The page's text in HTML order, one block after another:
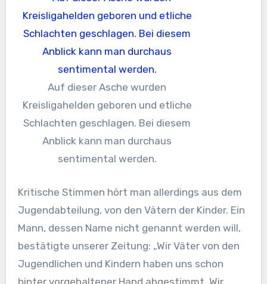
Auf dieser Asche wurden
Kreisligahelden geboren und etliche
Schlachten geschlagen. Bei diesem
Anblick kann man durchaus
sentimental werden.
Kritische Stimmen hört man allerdings aus dem
Jugendabteilung, von den Vätern der Kinder. Ein
Mann, dessen Name nicht genannt werden will,
bestätigte unserer Zeitung: „Wir Väter von den
Jugendlichen und Kindern haben uns schon
hinter vorgehaltener Hand abgestimmt. Wir